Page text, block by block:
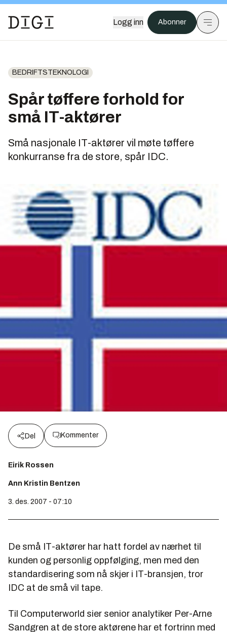
Logg inn Abonner
BEDRIFTSTEKNOLOGI
Spår tøffere forhold for
små IT-aktører
Små nasjonale IT-aktører vil møte tøffere
konkurranse fra de store, spår IDC.
Del Kommenter
Eirik Rossen
Ann Kristin Bentzen
3. des. 2007 - 07:10
De små IT-aktører har hatt fordel av nærhet til
kunden og personlig oppfølging, men med den
standardisering som nå skjer i IT-bransjen, tror
IDC at de små vil tape.
Til Computerworld sier senior analytiker Per-Arne
Sandgren at de store aktørene har et fortrinn med